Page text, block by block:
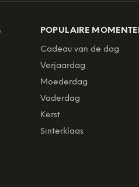
POPULAIRE
Cadeau van de dag
Verjaardag
Moederdag
Vaderdag
Kerst
Sinterklaas